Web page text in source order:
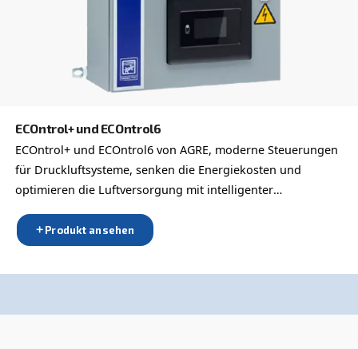
ICONS
ICONS kann mit dem Internet verbunden werden
überwacht kontinuierlich Daten über den Status
Systems, die auf dem PC, Tablet und